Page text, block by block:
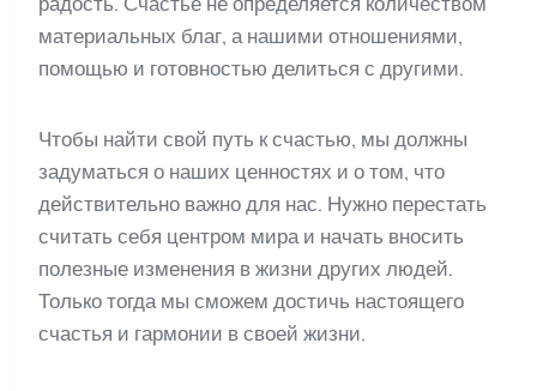
материальных благ, а нашими отношениями,
помощью и готовностью делиться с другими.
Чтобы найти свой путь к счастью, мы должны
задуматься о наших ценностях и о том, что
действительно важно для нас. Нужно перестать
считать себя центром мира и начать вносить
полезные изменения в жизни других людей.
Только тогда мы сможем достичь настоящего
счастья и гармонии в своей жизни.